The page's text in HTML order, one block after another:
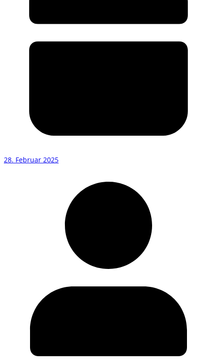
28. Februar 2025